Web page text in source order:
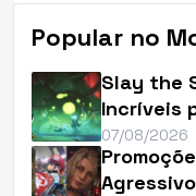
Popular no
Slay the
Incríveis
07/08/2026